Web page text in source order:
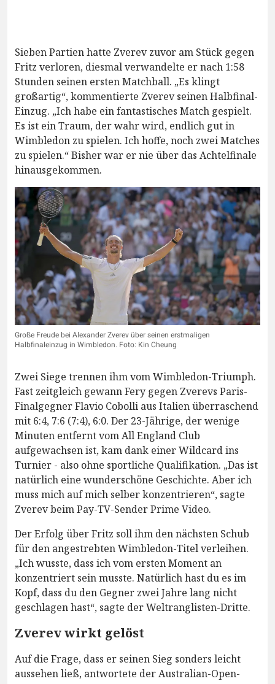
Sieben Partien hatte Zverev zuvor am Stück gegen
Fritz verloren, diesmal verwandelte er nach 1:58
Stunden seinen ersten Matchball. „Es klingt
großartig“, kommentierte Zverev seinen Halbfinal-
Einzug. „Ich habe ein fantastisches Match gespielt.
Es ist ein Traum, der wahr wird, endlich gut in
Wimbledon zu spielen. Ich hoffe, noch zwei Matches
zu spielen.“ Bisher war er nie über das Achtelfinale
hinausgekommen.
Große Freude bei Alexander Zverev über seinen erstmaligen
Halbfinaleinzug in Wimbledon. Foto: Kin Cheung
Zwei Siege trennen ihm vom Wimbledon-Triumph.
Fast zeitgleich gewann Fery gegen Zverevs Paris-
Finalgegner Flavio Cobolli aus Italien überraschend
mit 6:4, 7:6 (7:4), 6:0. Der 23-Jährige, der wenige
Minuten entfernt vom All England Club
aufgewachsen ist, kam dank einer Wildcard ins
Turnier - also ohne sportliche Qualifikation. „Das ist
natürlich eine wunderschöne Geschichte. Aber ich
muss mich auf mich selber konzentrieren“, sagte
Zverev beim Pay-TV-Sender Prime Video.
Der Erfolg über Fritz soll ihm den nächsten Schub
für den angestrebten Wimbledon-Titel verleihen.
„Ich wusste, dass ich vom ersten Moment an
konzentriert sein musste. Natürlich hast du es im
Kopf, dass du den Gegner zwei Jahre lang nicht
geschlagen hast“, sagte der Weltranglisten-Dritte.
Zverev wirkt gelöst
Auf die Frage, dass er seinen Sieg sonders leicht
aussehen ließ, antwortete der Australian-Open-